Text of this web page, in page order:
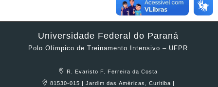
Universidade Federal do Paraná
Polo Olímpico de Treinamento Intensivo – UFPR
R. Evaristo F. Ferreira da Costa
81530-015 | Jardim das Américas, Curitiba |